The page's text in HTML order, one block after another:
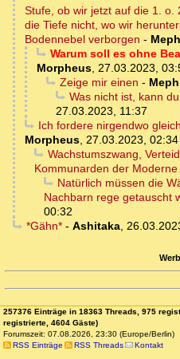
Stufe, ob wir jetzt auf die 1. o.
die Tiefe nicht, wo wir
Bodennebel verborgen -
Warum soll es ohne
Morpheus, 27.03.2023,
Zeige mir einen -
Was nicht ist, kann
27.03.2023, 11:37
Ich fordere nirgendwo
Morpheus, 27.03.2023, 02:34
Wachstumszwang,
Kommunarden der Moderne
Natürlich müssen die
Nachbarn rege getauscht
00:32
*Gähn*- Ashitaka,
257376 Einträge in 18363 Threads, 975
registrierte, 4604 Gäste)
Forumszeit: 07.08.2026, 23:30 (Europe/Berlin)
RSS Einträge
RSS Threads Kontakt